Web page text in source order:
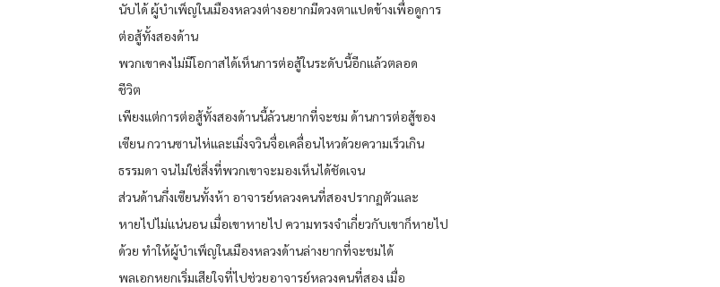
นับได้ ผู้บำเพ็ญในเมืองหลวงต่างอยากมีดวงตาแปดข้างเพื่อดูการ
ต่อสู้ทั้งสองด้าน
พวกเขาคงไม่มีโอกาสได้เห็นการต่อสู้ในระดับนี้อีกแล้วตลอด
ชีวิต
เพียงแต่การต่อสู้ทั้งสองด้านนี้ล้วนยากที่จะชม ด้านการต่อสู้ของ
เซียน กวานซานไห่และเมิ่งจวินจื่อเคลื่อนไหวด้วยความเร็วเกิน
ธรรมดา จนไม่ใช่สิ่งที่พวกเขาจะมองเห็นได้ชัดเจน
ส่วนด้านกึ่งเซียนทั้งห้า อาจารย์หลวงคนที่สองปรากฏตัวและ
หายไปไม่แน่นอน เมื่อเขาหายไป ความทรงจำเกี่ยวกับเขาก็หายไป
ด้วย ทำให้ผู้บำเพ็ญในเมืองหลวงด้านล่างยากที่จะชมได้
พลเอกหยกเริ่มเสียใจที่ไปช่วยอาจารย์หลวงคนที่สอง เมื่อ